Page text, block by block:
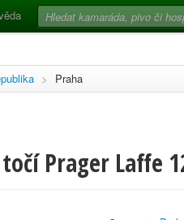
> Praha
Prager Laffe